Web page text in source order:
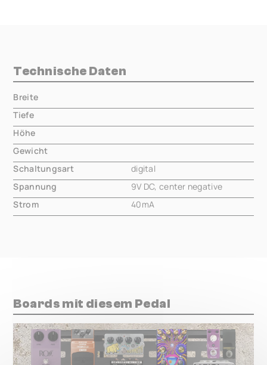
Technische Daten
Breite
Tiefe
Höhe
Gewicht
Schaltungsart
digital
Spannung
9V DC, center negative
Strom
40mA
Boards mit diesem Pedal